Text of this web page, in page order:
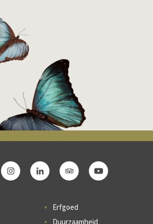
Erfgoed
Duurzaamheid